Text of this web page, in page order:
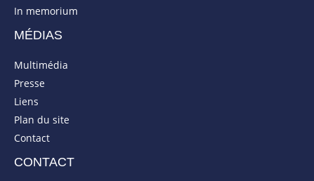
In memorium
MÉDIAS
Multimédia
Presse
Liens
Plan du site
Contact
CONTACT